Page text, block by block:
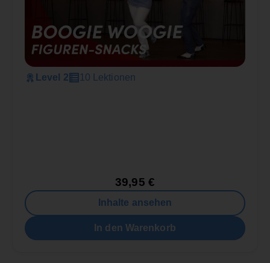
Level 2 10 Lektionen
39,95 €
Inhalte ansehen
In den Warenkorb